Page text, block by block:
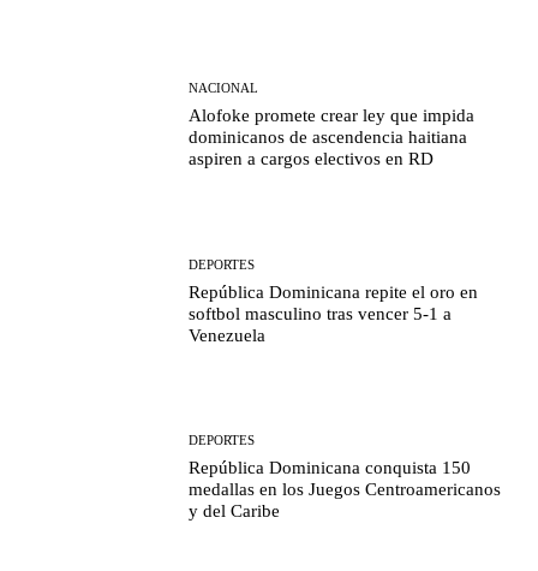
NACIONAL
Alofoke promete crear ley que impida
dominicanos de ascendencia haitiana
aspiren a cargos electivos en RD
DEPORTES
República Dominicana repite el oro en
softbol masculino tras vencer 5-1 a
Venezuela
DEPORTES
República Dominicana conquista 150
medallas en los Juegos Centroamericanos
y del Caribe